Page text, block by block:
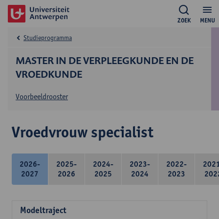
MENU
ZOEK
MASTER IN DE VERPLEEGKUNDE EN DE
VROEDKUNDE
Studieprogramma
Voorbeeldrooster
Vroedvrouw specialist
2026-
2027
2025-
2026
2024-
2025
2023-
2024
2022-
2023
Modeltraject